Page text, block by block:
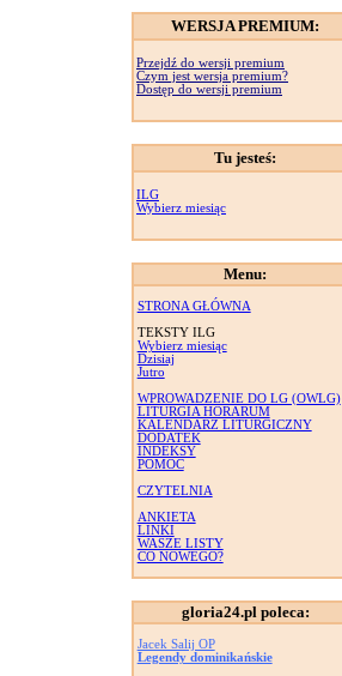
WERSJA PREMIUM:
Przejdź do wersji premium
Czym jest wersja premium?
Dostęp do wersji premium
Tu jesteś:
ILG
Wybierz miesiąc
Menu:
STRONA GŁÓWNA
TEKSTY ILG
Wybierz miesiąc
Dzisiaj
Jutro
WPROWADZENIE DO LG (OWLG)
LITURGIA HORARUM
KALENDARZ LITURGICZNY
DODATEK
INDEKSY
POMOC
CZYTELNIA
ANKIETA
LINKI
WASZE LISTY
CO NOWEGO?
gloria24.pl poleca:
Jacek Salij OP
Legendy dominikańskie